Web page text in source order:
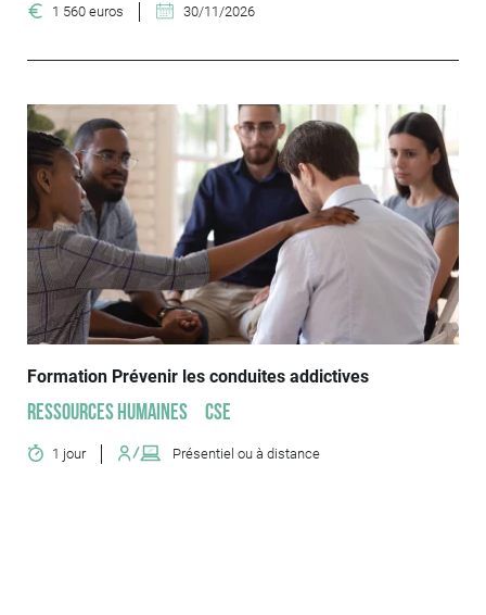
1 560 euros 30/11/2026
Formation Prévenir les conduites addictives
Ressources humaines CSE
1 jour Présentiel ou à distance